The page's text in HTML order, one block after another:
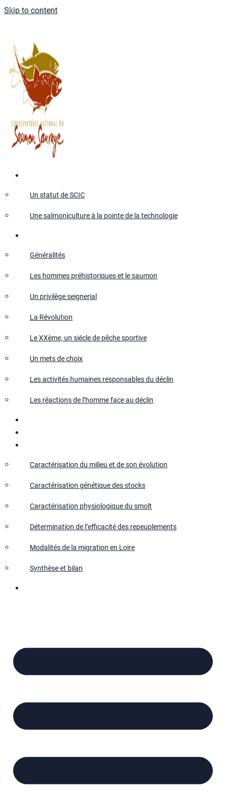
Skip to content
Un statut de SCIC
Une salmoniculture à la pointe de la technologie
Généralités
Les hommes préhistoriques et le saumon
Un privilège seignerial
La Révolution
Le XXème, un siécle de pêche sportive
Un mets de choix
Les activités humaines responsables du déclin
Les réactions de l’homme face au déclin
Caractérisation du milieu et de son évolution
Caractérisation génétique des stocks
Caractérisation physiologique du smolt
Détermination de l’efficacité des repeuplements
Modalités de la migration en Loire
Synthèse et bilan